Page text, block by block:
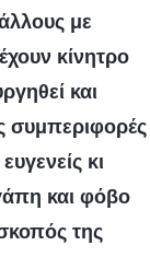
με
κίνητρο
και
συμπεριφορές
κι
και φόβο
της